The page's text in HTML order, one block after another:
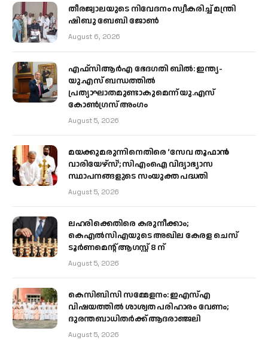
തീരജ്വാലയുടെ നിവേദനം സ്വീകരിച്ച് മന്ത്രി
ഷിബു ബേബി ജോൺ
August 6, 2026
എഫ്‌സിആർഎ ഭേദഗതി ബിൽ: ഇന്ത്യ-
യു.എസ് ബന്ധത്തിൽ
പ്രത്യാഘാതമുണ്ടാകുമെന്ന് യു.എസ്
കോൺഗ്രസ് അംഗം
August 5, 2026
മയക്കുമരുന്നിനെതിരെ ‘സേവ തൂഫാൻ
വാരിയേഴ്‌സ്’; സിഎംഐ വിദ്യാഭ്യാസ
സ്ഥാപനങ്ങളുടെ സംയുക്ത പദ്ധതി
August 5, 2026
ലഹരിക്കെതിരെ കരുനീക്കാം;
കെഎൽസിഎയുടെ അഖില കേരള ചെസ്
ടൂർണമെന്റ് ആഗസ്റ്റ് 8 ന്
August 5, 2026
കെസിബിസി സമ്മേളനം: ഇഎസ്എ
വിഷയത്തിൽ ശാശ്വത പരിഹാരം വേണം;
ദുരന്തബാധിതർക്ക് ആദരാഞ്ജലി
August 5, 2026